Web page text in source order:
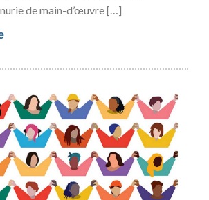
de main-d’œuvre […]